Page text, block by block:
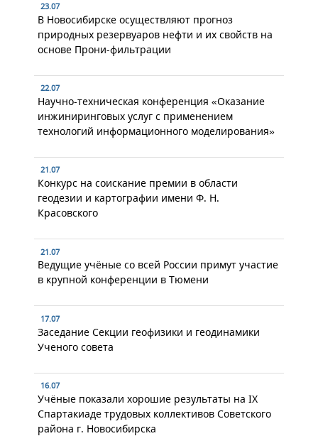
23.07
В Новосибирске осуществляют прогноз
природных резервуаров нефти и их свойств на
основе Прони-фильтрации
22.07
Научно-техническая конференция «Оказание
инжиниринговых услуг с применением
технологий информационного моделирования»
21.07
Конкурс на соискание премии в области
геодезии и картографии имени Ф. Н.
Красовского
21.07
Ведущие учёные со всей России примут участие
в крупной конференции в Тюмени
17.07
Заседание Секции геофизики и геодинамики
Ученого совета
16.07
Учёные показали хорошие результаты на IX
Спартакиаде трудовых коллективов Советского
района г. Новосибирска